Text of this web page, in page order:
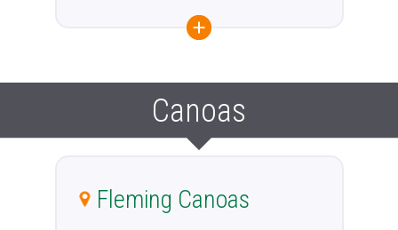
Canoas
Fleming Canoas